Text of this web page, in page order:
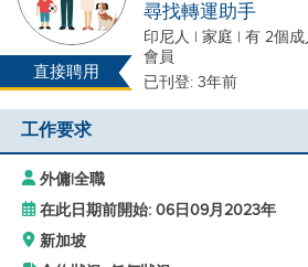
直接聘用
尋找轉運助手
印尼人 | 家庭 | 有 2個
會員
已刊登: 3年前
工作要求
外傭|全職
在此日期前開始: 06日09月2023年
新加坡